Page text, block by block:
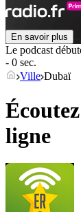
En savoir plus
Le podcast
- 0 sec.
Ville Dubaï
ligne